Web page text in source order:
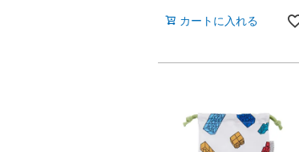
カートに入れる